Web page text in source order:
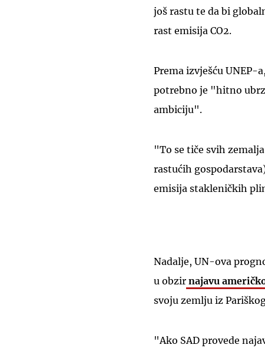
još rastu te da bi
rast emisija CO2.
Prema izvješću
potrebno je "hitno
ambiciju".
"To se tiče svih
rastućih
emisija stakleničkih
Nadalje, UN-ova
u obzir najavu
svoju zemlju iz
"Ako SAD provede